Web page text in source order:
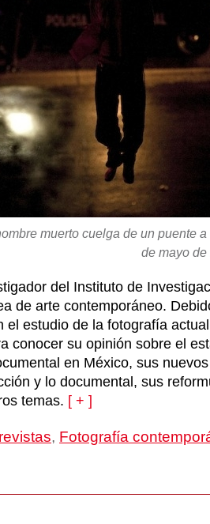
muerto cuelga de un puente
de mayo
del Instituto de
de arte contemporáneo.
el estudio de la fotografía
conocer su opinión sobre el
en México, sus
y lo documental, sus
temas. [ + ]
, Fotografía